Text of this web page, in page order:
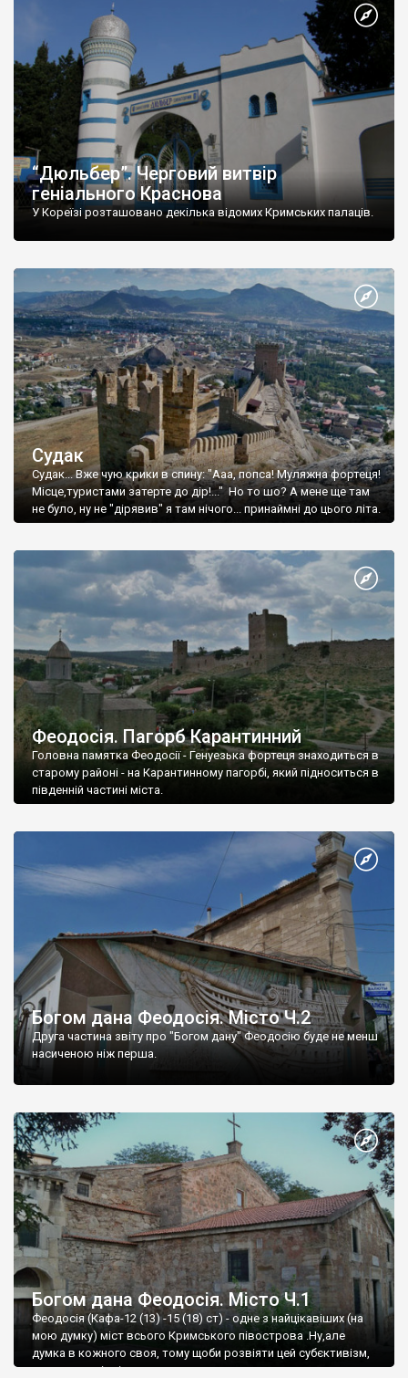
“Дюльбер”. Черговий витвір
геніального Краснова
У Кореїзі розташовано декілька відомих Кримських палаців.
Судак
Судак... Вже чую крики в спину: "Ааа, попса! Муляжна фортеця!
Місце,туристами затерте до дір!..." Но то шо? А мене ще там
не було, ну не "дірявив" я там нічого... принаймні до цього літа.
Феодосія. Пагорб Карантинний
Головна памятка Феодосії - Генуезька фортеця знаходиться в
старому районі - на Карантинному пагорбі, який підноситься в
південній частині міста.
Богом дана Феодосія. Місто Ч.2
Друга частина звіту про "Богом дану" Феодосію буде не менш
насиченою ніж перша.
Богом дана Феодосія. Місто Ч.1
Феодосія (Кафа-12 (13) -15 (18) ст) - одне з найцікавіших (на
мою думку) міст всього Кримського півострова .Ну,але
думка в кожного своя, тому щоби розвіяти цей субєктивізм,
запрошую відвідати це